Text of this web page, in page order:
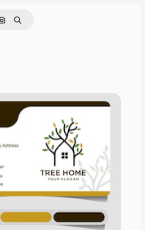
Поиск по изображению
Поиск